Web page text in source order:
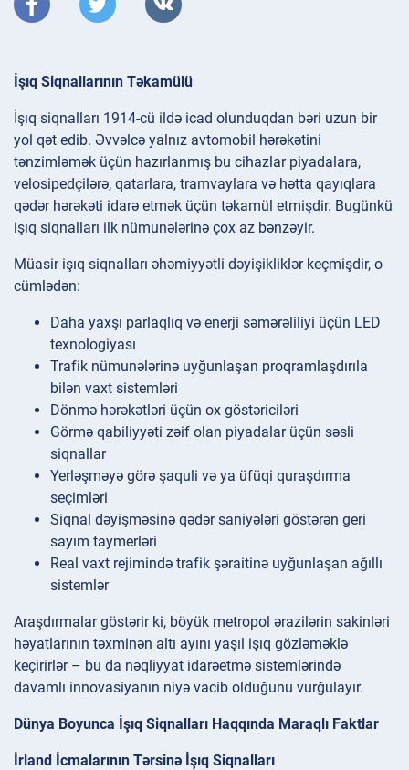
İşıq Siqnallarının Təkamülü
İşıq siqnalları 1914-cü ildə icad olunduqdan bəri uzun bir
yol qət edib. Əvvəlcə yalnız avtomobil hərəkətini
tənzimləmək üçün hazırlanmış bu cihazlar piyadalara,
velosipedçilərə, qatarlara, tramvaylara və hətta qayıqlara
qədər hərəkəti idarə etmək üçün təkamül etmişdir. Bugünkü
işıq siqnalları ilk nümunələrinə çox az bənzəyir.
Müasir işıq siqnalları əhəmiyyətli dəyişikliklər keçmişdir, o
cümlədən:
Daha yaxşı parlaqlıq və enerji səmərəliliyi üçün LED
texnologiyası
Trafik nümunələrinə uyğunlaşan proqramlaşdırıla
bilən vaxt sistemləri
Dönmə hərəkətləri üçün ox göstəriciləri
Görmə qabiliyyəti zəif olan piyadalar üçün səsli
siqnallar
Yerləşməyə görə şaquli və ya üfüqi quraşdırma
seçimləri
Siqnal dəyişməsinə qədər saniyələri göstərən geri
sayım taymerləri
Real vaxt rejimində trafik şəraitinə uyğunlaşan ağıllı
sistemlər
Araşdırmalar göstərir ki, böyük metropol ərazilərin sakinləri
həyatlarının təxminən altı ayını yaşıl işıq gözləməklə
keçirirlər – bu da nəqliyyat idarəetmə sistemlərində
davamlı innovasiyanın niyə vacib olduğunu vurğulayır.
Dünya Boyunca İşıq Siqnalları Haqqında Maraqlı Faktlar
İrland İcmalarının Tərsinə İşıq Siqnalları